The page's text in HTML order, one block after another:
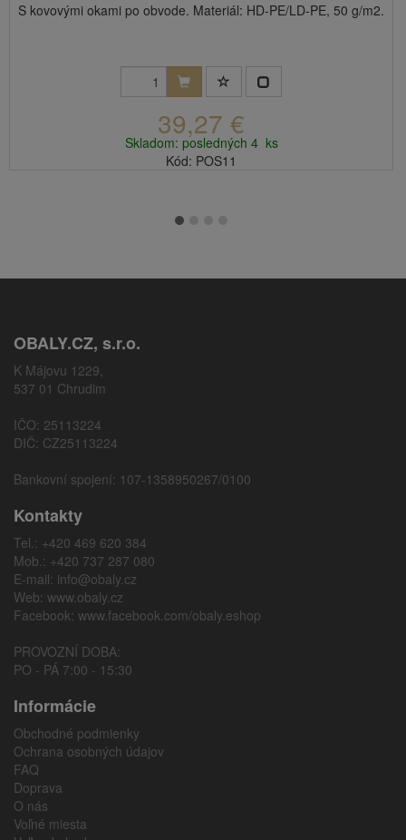
S kovovými okami po obvode. Materiál: HD-PE/LD-PE, 50 g/m2.
39,27 €
Skladom: posledných 4 ks
Kód: POS11
OBALY.CZ, s.r.o.
K Májovu 1229,
537 01 Chrudim
IČO: 25113224
DIČ: CZ25113224
Bankovní spojení: 107-1358950267/0100
Kontakty
Tel.: +420 469 620 384
Mob.: +420 737 287 080
E-mail: info@obaly.cz
Web: www.obaly.cz
Facebook: www.facebook.com/obaly.eshop
PROVOZNÍ DOBA:
PO - PÁ 7:00 - 15:30
Informácie
Obchodné podmienky
Ochrana osobných údajov
FAQ
Doprava
O nás
Voľné miesta